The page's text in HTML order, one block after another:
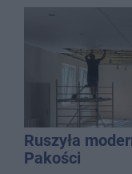
Ruszyła
Pakości